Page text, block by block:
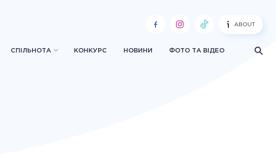
ABOUT
СПІЛЬНОТА КОНКУРС НОВИНИ ФОТО ТА ВІДЕО